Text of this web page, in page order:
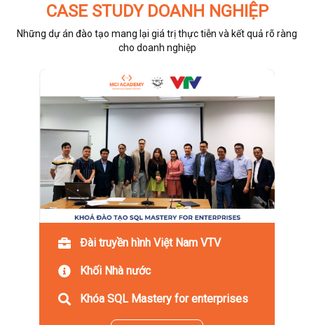
CASE STUDY DOANH NGHIỆP
Những dự án đào tạo mang lại giá trị thực tiễn và kết quả rõ ràng
cho doanh nghiệp
Đài truyền hình Việt Nam VTV
Khối Nhà nước
Khóa SQL Mastery for enterprises